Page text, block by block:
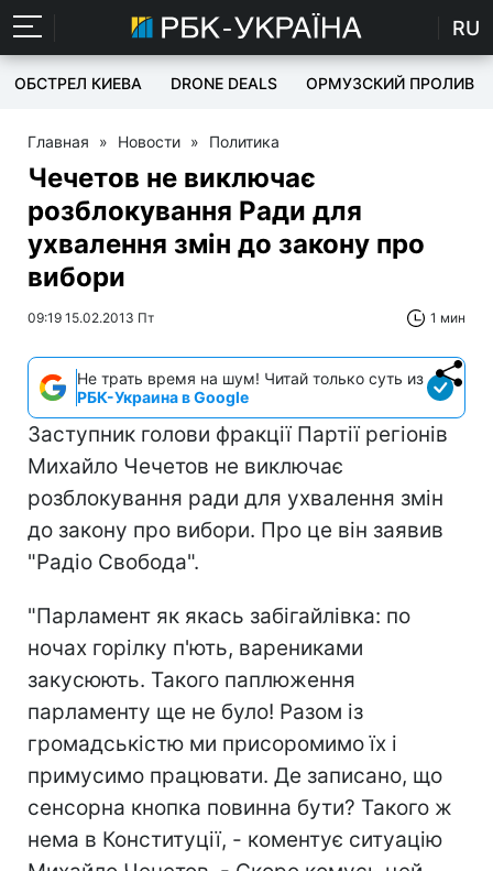
RU
ОБСТРЕЛ КИЕВА DRONE DEALS ОРМУЗСКИЙ ПРОЛИВ
Главная » Новости » Политика
Чечетов не виключає
розблокування Ради для
ухвалення змін до закону про
вибори
09:19 15.02.2013 Пт 1 мин
Не трать время на шум! Читай только суть из
РБК-Украина в Google
Заступник голови фракції Партії регіонів
Михайло Чечетов не виключає
розблокування ради для ухвалення змін
до закону про вибори. Про це він заявив
"Радіо Свобода".
"Парламент як якась забігайлівка: по
ночах горілку п'ють, варениками
закусюють. Такого паплюження
парламенту ще не було! Разом із
громадськістю ми присоромимо їх і
примусимо працювати. Де записано, що
сенсорна кнопка повинна бути? Такого ж
нема в Конституції, - коментує ситуацію